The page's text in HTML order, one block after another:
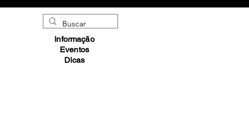
Informação
Eventos
Dicas